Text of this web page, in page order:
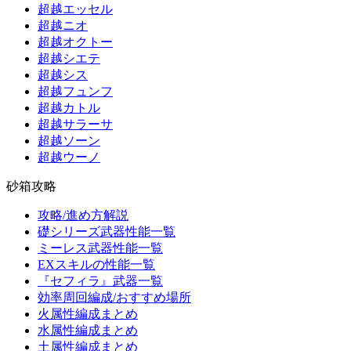
超越エッセル
超越ニオ
超越オクトー
超越シエテ
超越シス
超越フュンフ
超越カトル
超越サラーサ
超越ソーン
超越ウーノ
砂箱攻略
攻略/進め方解説
礎シリーズ武器性能一覧
ミーレス武器性能一覧
EXスキルの性能一覧
『セフィラ』武器一覧
効率周回編成/おすすめ場所
火属性編成まとめ
水属性編成まとめ
土属性編成まとめ